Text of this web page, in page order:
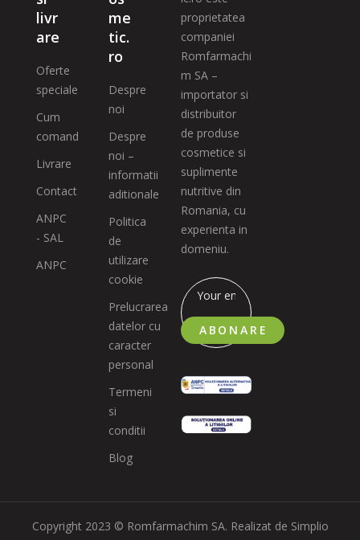
livr
are
Oferte
speciale
Cum
comand
Livrare
Contact
ANPC
- SAL
ANPC
me
tic.
ro
Despre
noi
Despre
noi –
informatii
aditionale
Politica
de
utilizare
cookie
Prelucrarea
datelor cu
caracter
personal
Termeni
si
conditii
Blog
proprietatea
companiei
Romfarmachi
m SA –
importator si
distribuitor
de produse
cosmetice si
suplimente
nutritive din
Romania, cu
experienta in
domeniu.
ABONARE
Copyright 2023 © Romfarmachim SA. Realizat de Simplio